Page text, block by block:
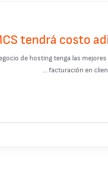
tendrá costo
de hosting tenga las
facturación en